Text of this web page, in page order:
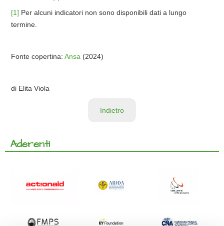
[1] Per alcuni indicatori non sono disponibili dati a lungo
termine.
Fonte copertina: Ansa (2024)
di Elita Viola
Indietro
Aderenti